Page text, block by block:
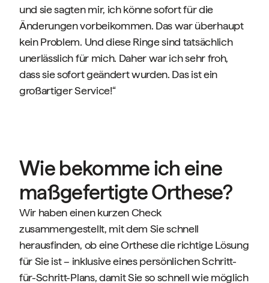
und sie sagten mir, ich könne sofort für die
Änderungen vorbeikommen. Das war überhaupt
kein Problem. Und diese Ringe sind tatsächlich
unerlässlich für mich. Daher war ich sehr froh,
dass sie sofort geändert wurden. Das ist ein
großartiger Service!“
Wie bekomme ich eine
maßgefertigte Orthese?
Wir haben einen kurzen Check
zusammengestellt, mit dem Sie schnell
herausfinden, ob eine Orthese die richtige Lösung
für Sie ist – inklusive eines persönlichen Schritt-
für-Schritt-Plans, damit Sie so schnell wie möglich